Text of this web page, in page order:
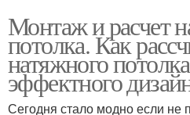
Монтаж и расчет
потолка. Как
натяжного
эффектного
Сегодня стало модно если не